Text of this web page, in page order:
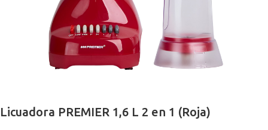
Licuadora PREMIER 1,6 L 2 en 1 (Roja)